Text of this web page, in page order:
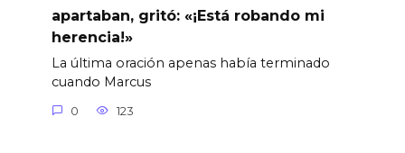
apartaban, gritó: «¡Está robando mi
herencia!»
La última oración apenas había terminado
cuando Marcus
0 123